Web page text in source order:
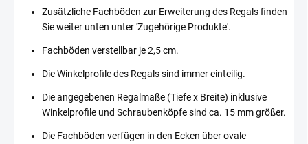
Zusätzliche Fachböden zur Erweiterung des Regals finden
Sie weiter unten unter 'Zugehörige Produkte'.
Fachböden verstellbar je 2,5 cm.
Die Winkelprofile des Regals sind immer einteilig.
Die angegebenen Regalmaße (Tiefe x Breite) inklusive
Winkelprofile und Schraubenköpfe sind ca. 15 mm größer.
Die Fachböden verfügen in den Ecken über ovale